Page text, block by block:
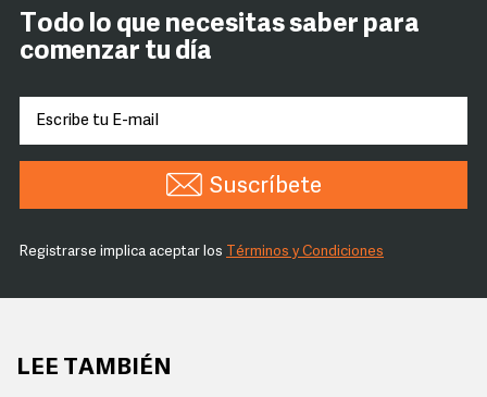
Todo lo que necesitas saber para
comenzar tu día
Suscríbete
Registrarse implica aceptar los Términos y Condiciones
LEE TAMBIÉN